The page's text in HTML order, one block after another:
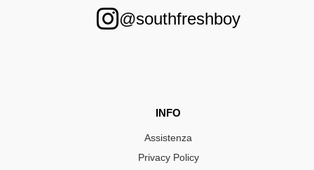
@southfreshboy
INFO
Assistenza
Privacy Policy